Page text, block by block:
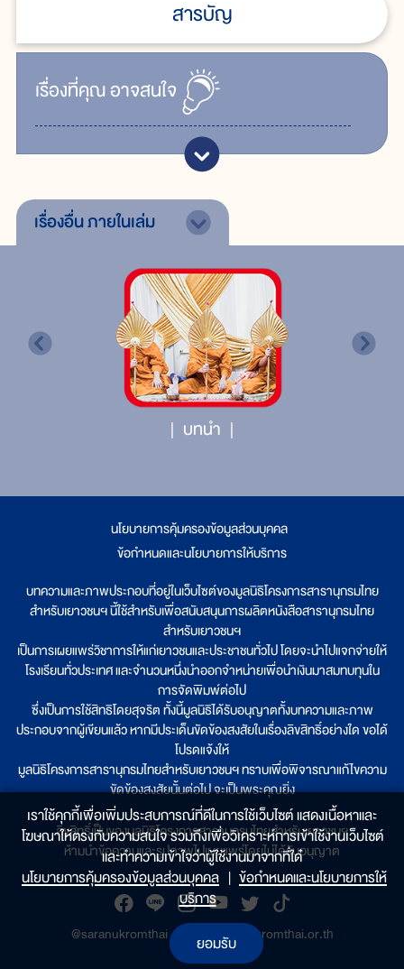
สารบัญ
เรื่ิองที่คุณอาจสนใจ
เรื่องอื่นภายในเล่ม
บทนำ
นโยบายการคุ้มครองข้อมูลส่วนบุคคล
ข้อกำหนดและนโยบายการให้บริการ
บทความและภาพประกอบที่อยู่ในเว็บไซต์ของมูลนิธิโครงการสารานุกรมไทย
สำหรับเยาวชนฯ นี้ใช้สำหรับเพื่อสนับสนุนการผลิตหนังสือสารานุกรมไทย
สำหรับเยาวชนฯ
เป็นการเผยแพร่วิชาการให้แก่เยาวชนและประชาชนทั่วไป โดยจะนำไปแจกจ่ายให้
โรงเรียนทั่วประเทศ และจำนวนหนึ่งนำออกจำหน่ายเพื่อนำเงินมาสมทบทุนใน
การจัดพิมพ์ต่อไป
ซึ่งเป็นการใช้สิทธิโดยสุจริต ทั้งนี้มูลนิธิได้รับอนุญาตทั้งบทความและภาพ
ประกอบจากผู้เขียนแล้ว หากมีประเด็นขัดข้องสงสัยในเรื่องลิขสิทธิ์อย่างใด ขอได้
โปรดแจ้งให้
มูลนิธิโครงการสารานุกรมไทยสำหรับเยาวชนฯ ทราบเพื่อพิจารณาแก้ไขความ
ขัดข้องสงสัยนั้นต่อไป จะเป็นพระคุณยิ่ง
ลิขสิทธิ์เป็นของมูลนิธิโครงการสารานุกรมไทยสำหรับเยาวชนฯ
ห้ามนำข้อความและรูปภาพไปเผยแพร่โดยไม่ได้รับอนุญาต
@saranukromthai | www.saranukromthai.or.th
เราใช้คุกกี้เพื่อเพิ่มประสบการณ์ที่ดีในการใช้เว็บไซต์ แสดงเนื้อหาและ
โฆษณาให้ตรงกับความสนใจ รวมถึงเพื่อวิเคราะห์การเข้าใช้งานเว็บไซต์
และทำความเข้าใจว่าผู้ใช้งานมาจากที่ใด๋
นโยบายการคุ้มครองข้อมูลส่วนบุคคล | ข้อกำหนดและนโยบายการให้
บริการ
ยอมรับ